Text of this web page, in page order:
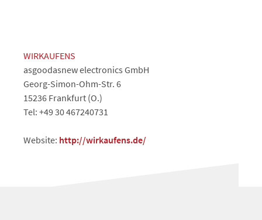
WIRKAUFENS
asgoodasnew electronics GmbH
Georg-Simon-Ohm-Str. 6
15236 Frankfurt (O.)
Tel: +49 30 467240731
Website: http://wirkaufens.de/